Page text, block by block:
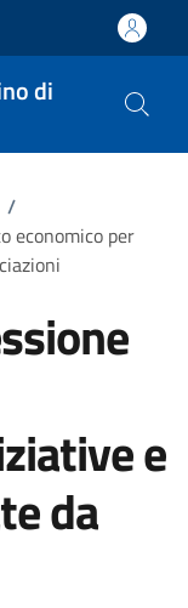
di
/
economico per
e
da